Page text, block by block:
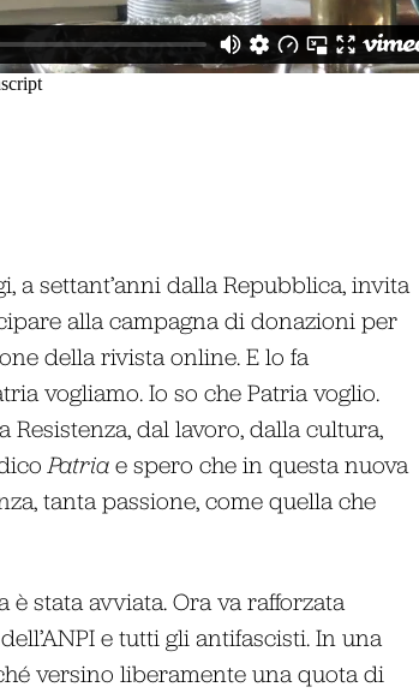
a settant’anni dalla Repubblica, invita
alla campagna di donazioni per
della rivista online. E lo fa
vogliamo. Io so che Patria voglio.
Resistenza, dal lavoro, dalla cultura,
Patriae spero che in questa nuova
tanta passione, come quella che
stata avviata. Ora va rafforzata
e tutti gli antifascisti. In una
versino liberamente una quota di